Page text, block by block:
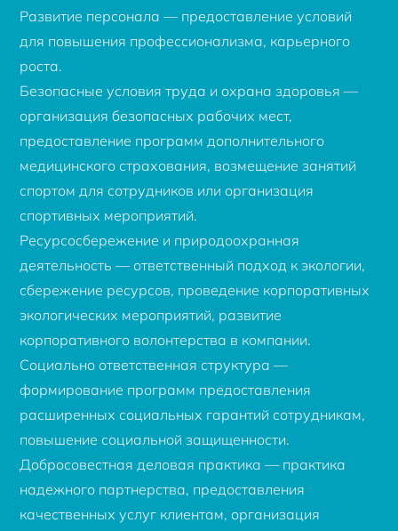
Развитие персонала — предоставление условий
для повышения профессионализма, карьерного
роста.
Безопасные условия труда и охрана здоровья —
организация безопасных рабочих мест,
предоставление программ дополнительного
медицинского страхования, возмещение занятий
спортом для сотрудников или организация
спортивных мероприятий.
Ресурсосбережение и природоохранная
деятельность — ответственный подход к экологии,
сбережение ресурсов, проведение корпоративных
экологических мероприятий, развитие
корпоративного волонтерства в компании.
Социально ответственная структура —
формирование программ предоставления
расширенных социальных гарантий сотрудникам,
повышение социальной защищенности.
Добросовестная деловая практика — практика
надежного партнерства, предоставления
качественных услуг клиентам, организация